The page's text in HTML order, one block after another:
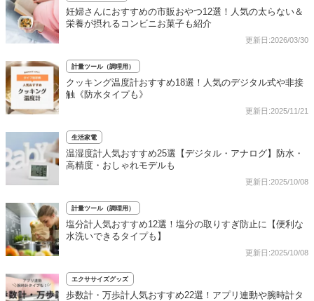
妊婦さんにおすすめの市販おやつ12選！人気の太らない＆
栄養が摂れるコンビニお菓子も紹介
更新日:2026/03/30
計量ツール（調理用）
クッキング温度計おすすめ18選！人気のデジタル式や非接
触《防水タイプも》
更新日:2025/11/21
生活家電
温湿度計人気おすすめ25選【デジタル・アナログ】防水・
高精度・おしゃれモデルも
更新日:2025/10/08
計量ツール（調理用）
塩分計人気おすすめ12選！塩分の取りすぎ防止に【便利な
水洗いできるタイプも】
更新日:2025/10/08
エクササイズグッズ
歩数計・万歩計人気おすすめ22選！アプリ連動や腕時計タ